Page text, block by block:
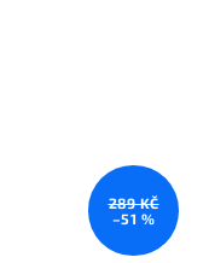
289 KČ
–51 %